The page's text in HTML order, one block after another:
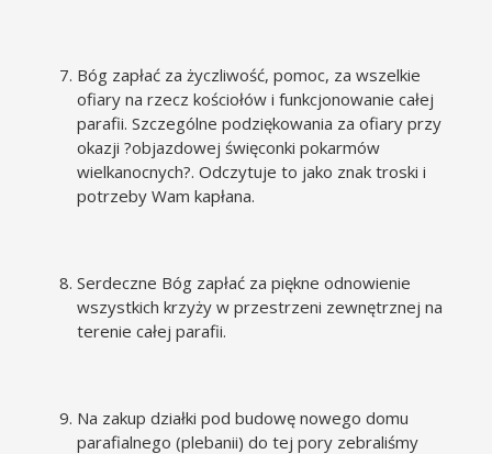
Bóg zapłać za życzliwość, pomoc, za wszelkie
ofiary na rzecz kościołów i funkcjonowanie całej
parafii. Szczególne podziękowania za ofiary przy
okazji ?objazdowej święconki pokarmów
wielkanocnych?. Odczytuje to jako znak troski i
potrzeby Wam kapłana.
Serdeczne Bóg zapłać za piękne odnowienie
wszystkich krzyży w przestrzeni zewnętrznej na
terenie całej parafii.
Na zakup działki pod budowę nowego domu
parafialnego (plebanii) do tej pory zebraliśmy